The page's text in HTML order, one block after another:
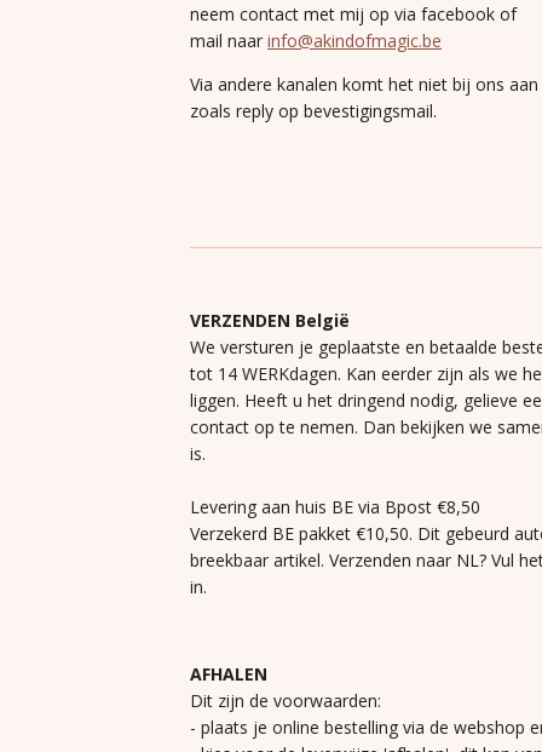
neem contact met mij op via facebook of
mail naar info@akindofmagic.be
Via andere kanalen komt het niet bij ons aan
zoals reply op bevestigingsmail.
VERZENDEN België
We versturen je geplaatste en betaalde
tot 14 WERKdagen. Kan eerder zijn als we
liggen. Heeft u het dringend nodig, gelieve
contact op te nemen. Dan bekijken we
is.
Levering aan huis BE via Bpost €8,50
Verzekerd BE pakket €10,50. Dit gebeurd
breekbaar artikel. Verzenden naar NL? Vul
in.
AFHALEN
Dit zijn de voorwaarden:
- plaats je online bestelling via de webshop